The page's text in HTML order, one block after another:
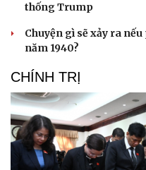
thống Trump
Chuyện gì sẽ xảy ra
năm 1940?
CHÍNH TRỊ